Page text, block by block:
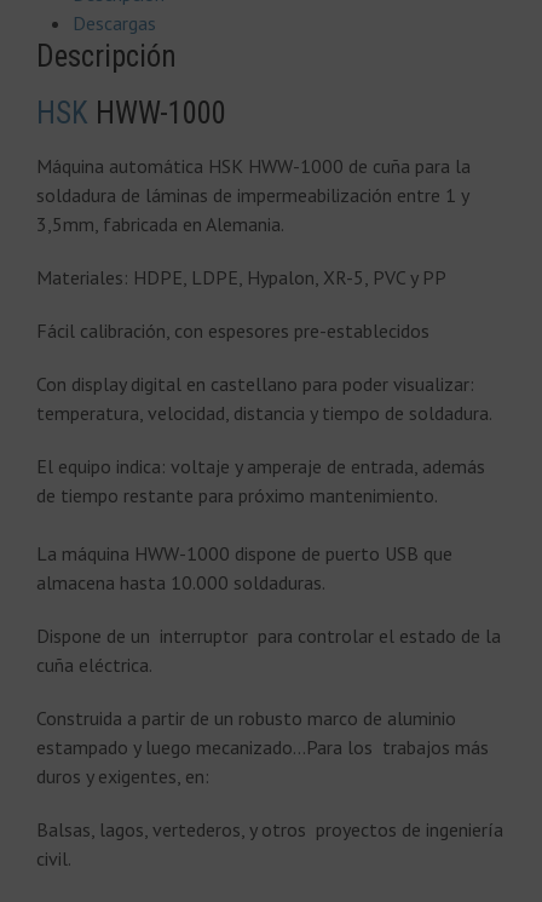
Descargas
Descripción
HSK HWW-1000
Máquina automática HSK HWW-1000 de cuña para la
soldadura de láminas de impermeabilización entre 1 y
3,5mm, fabricada en Alemania.
Materiales: HDPE, LDPE, Hypalon, XR-5, PVC y PP
Fácil calibración, con espesores pre-establecidos
Con display digital en castellano para poder visualizar:
temperatura, velocidad, distancia y tiempo de soldadura.
El equipo indica: voltaje y amperaje de entrada, además
de tiempo restante para próximo mantenimiento.
La máquina HWW-1000 dispone de puerto USB que
almacena hasta 10.000 soldaduras.
Dispone de un interruptor para controlar el estado de la
cuña eléctrica.
Construida a partir de un robusto marco de aluminio
estampado y luego mecanizado…Para los trabajos más
duros y exigentes, en:
Balsas, lagos, vertederos, y otros proyectos de ingeniería
civil.